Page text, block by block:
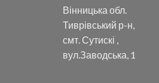
Вінницька обл.
Тиврівський р-н,
смт. Сутискі ,
вул.Заводська, 1